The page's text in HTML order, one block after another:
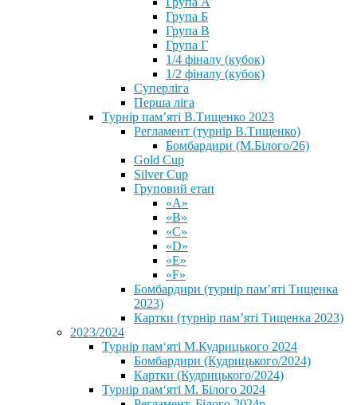
Група Б
Група В
Група Г
1/4 фіналу (кубок)
1/2 фіналу (кубок)
Суперліга
Перша ліга
Турнір пам’яті В.Тищенко 2023
Регламент (турнір В.Тищенко)
Бомбардири (М.Білого/26)
Gold Cup
Silver Cup
Груповий етап
«А»
«В»
«С»
«D»
«Е»
«F»
Бомбардири (турнір пам’яті Тищенка
2023)
Картки (турнір пам’яті Тищенка 2023)
2023/2024
⁨Турнір пам‘яті М.Кудрицького 2024
Бомбардири (Кудрицького/2024)
Картки (Кудрицького/2024)
⁨Турнір пам‘яті М. Білого 2024⁩